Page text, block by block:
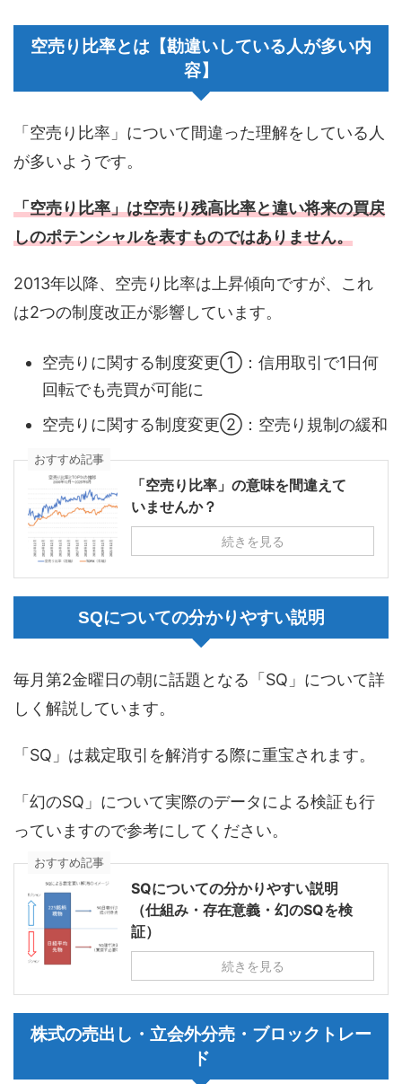
空売り比率とは【勘違いしている人が多い内
容】
「空売り比率」について間違った理解をしている人
が多いようです。
「空売り比率」は空売り残高比率と違い将来の買戻
しのポテンシャルを表すものではありません。
2013年以降、空売り比率は上昇傾向ですが、これ
は2つの制度改正が影響しています。
空売りに関する制度変更①：信用取引で1日何
回転でも売買が可能に
空売りに関する制度変更②：空売り規制の緩和
おすすめ記事
「空売り比率」の意味を間違えて
いませんか？
続きを見る
SQについての分かりやすい説明
毎月第2金曜日の朝に話題となる「SQ」について詳
しく解説しています。
「SQ」は裁定取引を解消する際に重宝されます。
「幻のSQ」について実際のデータによる検証も行
っていますので参考にしてください。
おすすめ記事
SQについての分かりやすい説明
（仕組み・存在意義・幻のSQを検
証）
続きを見る
株式の売出し・立会外分売・ブロックトレー
ド